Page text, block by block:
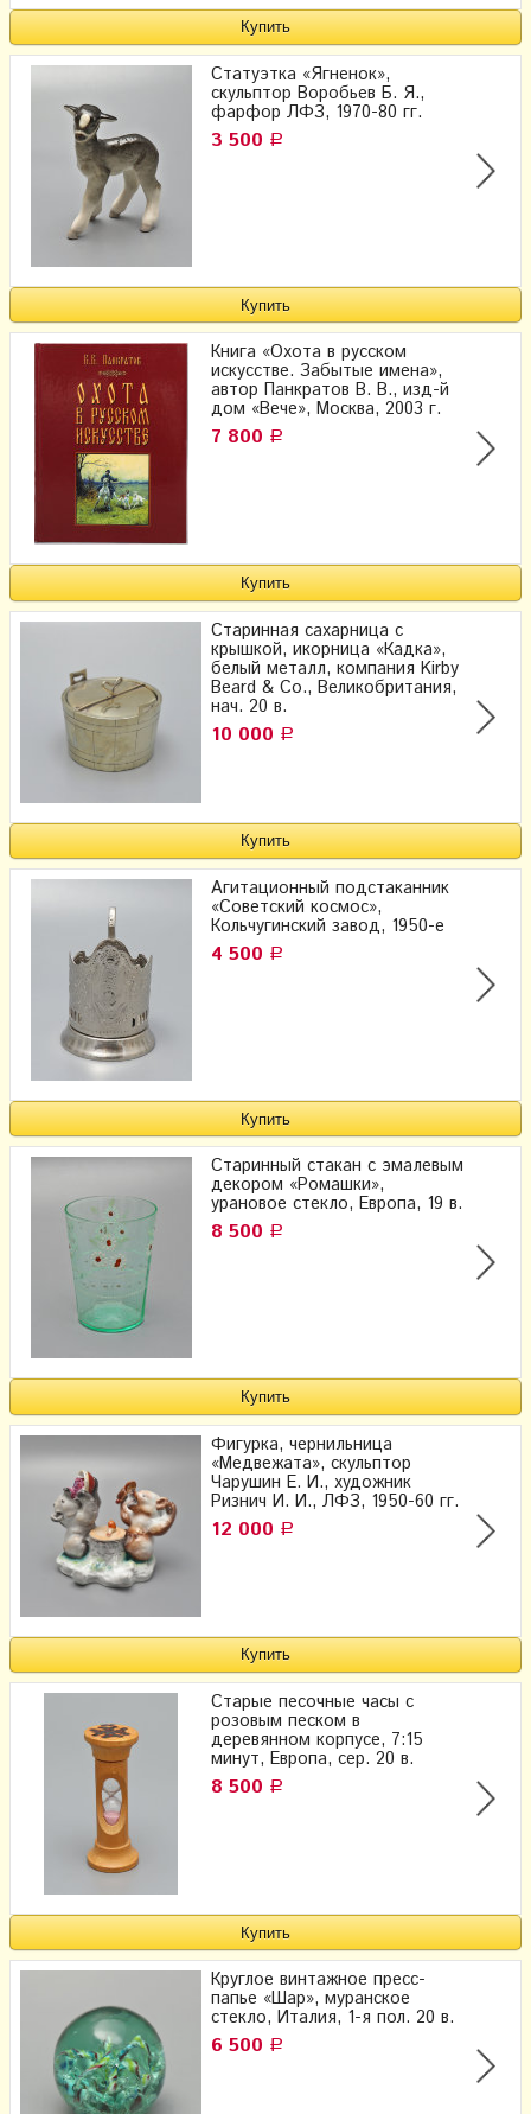
Статуэтка «Ягненок»,
скульптор Воробьев Б. Я.,
фарфор ЛФЗ, 1970-80 гг.
3 500 Р
Книга «Охота в русском
искусстве. Забытые имена»,
автор Панкратов В. В., изд-й
дом «Вече», Москва, 2003 г.
7 800 Р
Старинная сахарница с
крышкой, икорница «Кадка»,
белый металл, компания Kirby
Beard & Co., Великобритания,
нач. 20 в.
10 000 Р
Агитационный подстаканник
«Советский космос»,
Кольчугинский завод, 1950-е
4 500 Р
Старинный стакан с эмалевым
декором «Ромашки»,
урановое стекло, Европа, 19 в.
8 500 Р
Фигурка, чернильница
«Медвежата», скульптор
Чарушин Е. И., художник
Ризнич И. И., ЛФЗ, 1950-60 гг.
12 000 Р
Старые песочные часы с
розовым песком в
деревянном корпусе, 7:15
минут, Европа, сер. 20 в.
8 500 Р
Круглое винтажное пресс-
папье «Шар», муранское
стекло, Италия, 1-я пол. 20 в.
6 500 Р